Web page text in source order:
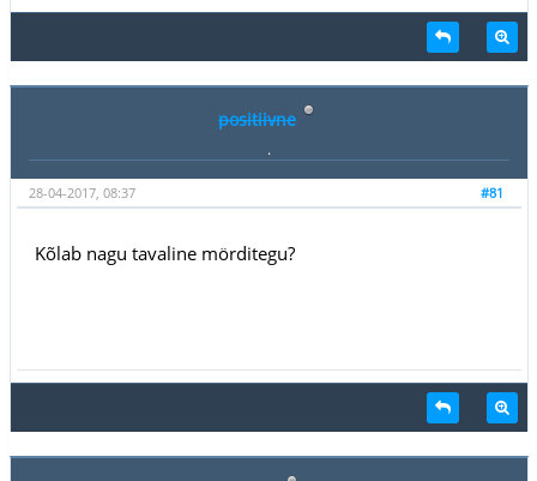
positiivne
.
#81
28-04-2017, 08:37
Kõlab nagu tavaline mörditegu?